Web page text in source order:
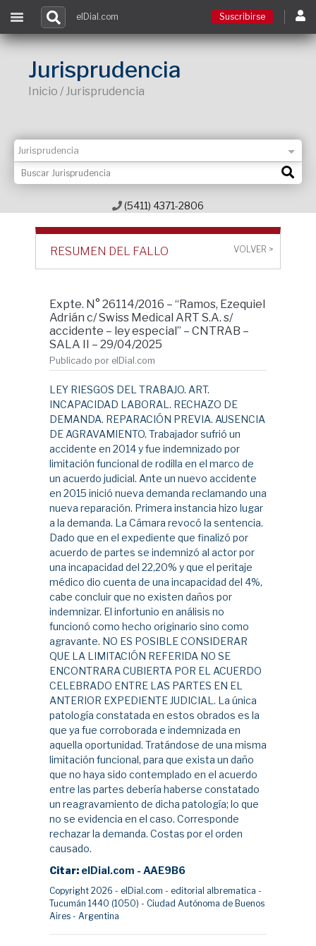
Contacto
elDial.com Suscribirse
Jurisprudencia
Inicio / Jurisprudencia
(5411) 4371-2806
RESUMEN DEL FALLO VOLVER >
Expte. N° 26114/2016 – “Ramos, Ezequiel
Adrián c/ Swiss Medical ART S.A. s/
accidente – ley especial” – CNTRAB –
SALA II – 29/04/2025
Publicado por elDial.com
LEY RIESGOS DEL TRABAJO. ART.
INCAPACIDAD LABORAL. RECHAZO DE
DEMANDA. REPARACIÓN PREVIA. AUSENCIA
DE AGRAVAMIENTO. Trabajador sufrió un
accidente en 2014 y fue indemnizado por
limitación funcional de rodilla en el marco de
un acuerdo judicial. Ante un nuevo accidente
en 2015 inició nueva demanda reclamando una
nueva reparación. Primera instancia hizo lugar
a la demanda. La Cámara revocó la sentencia.
Dado que en el expediente que finalizó por
acuerdo de partes se indemnizó al actor por
una incapacidad del 22,20% y que el peritaje
médico dio cuenta de una incapacidad del 4%,
cabe concluir que no existen daños por
indemnizar. El infortunio en análisis no
funcionó como hecho originario sino como
agravante. NO ES POSIBLE CONSIDERAR
QUE LA LIMITACIÓN REFERIDA NO SE
ENCONTRARA CUBIERTA POR EL ACUERDO
CELEBRADO ENTRE LAS PARTES EN EL
ANTERIOR EXPEDIENTE JUDICIAL. La única
patología constatada en estos obrados es la
que ya fue corroborada e indemnizada en
aquella oportunidad. Tratándose de una misma
limitación funcional, para que exista un daño
que no haya sido contemplado en el acuerdo
entre las partes debería haberse constatado
un reagravamiento de dicha patología; lo que
no se evidencia en el caso. Corresponde
rechazar la demanda. Costas por el orden
causado.
Citar: elDial.com - AAE9B6
Copyright 2026 - elDial.com - editorial albrematica -
Tucumán 1440 (1050) - Ciudad Autónoma de Buenos
Aires - Argentina